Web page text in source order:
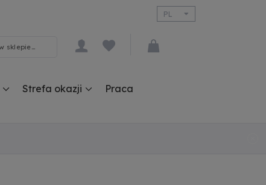
PL
Strefa okazji Praca